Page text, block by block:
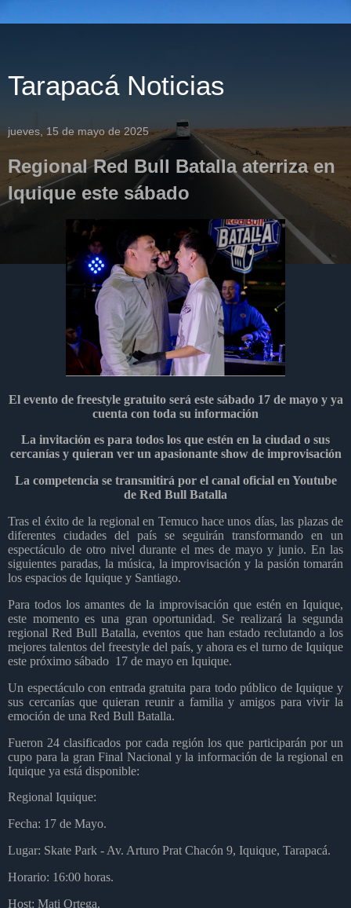
Tarapacá Noticias
jueves, 15 de mayo de 2025
Regional Red Bull Batalla aterriza en
Iquique este sábado
El evento de freestyle gratuito será este sábado 17 de mayo y ya
cuenta con toda su información
La invitación es para todos los que estén en la ciudad o sus
cercanías y quieran ver un apasionante show de improvisación
La competencia se transmitirá por el canal oficial en Youtube
de Red Bull Batalla
Tras el éxito de la regional en Temuco hace unos días, las plazas de
diferentes ciudades del país se seguirán transformando en un
espectáculo de otro nivel durante el mes de mayo y junio. En las
siguientes paradas, la música, la improvisación y la pasión tomarán
los espacios de Iquique y Santiago.
Para todos los amantes de la improvisación que estén en Iquique,
este momento es una gran oportunidad. Se realizará la segunda
regional Red Bull Batalla, eventos que han estado reclutando a los
mejores talentos del freestyle del país, y ahora es el turno de Iquique
este próximo sábado 17 de mayo en Iquique.
Un espectáculo con entrada gratuita para todo público de Iquique y
sus cercanías que quieran reunir a familia y amigos para vivir la
emoción de una Red Bull Batalla.
Fueron 24 clasificados por cada región los que participarán por un
cupo para la gran Final Nacional y la información de la regional en
Iquique ya está disponible:
Regional Iquique:
Fecha: 17 de Mayo.
Lugar: Skate Park - Av. Arturo Prat Chacón 9, Iquique, Tarapacá.
Horario: 16:00 horas.
Host: Mati Ortega.